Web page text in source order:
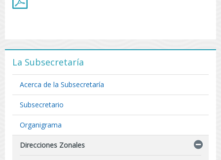
La Subsecretaría
Acerca de la Subsecretaría
Subsecretario
Organigrama
Direcciones Zonales